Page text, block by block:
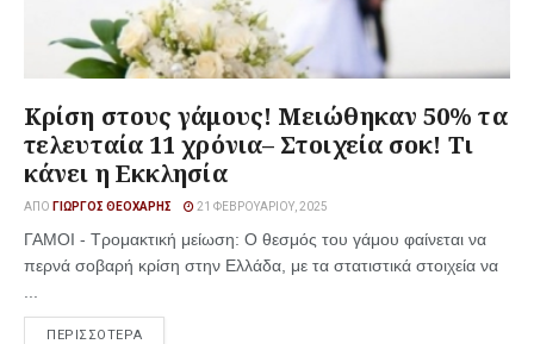
Κρίση στους γάμους! Μειώθηκαν 50% τα
τελευταία 11 χρόνια– Στοιχεία σοκ! Τι
κάνει η Εκκλησία
ΑΠΌ ΓΙΏΡΓΟΣ ΘΕΟΧΆΡΗΣ 21 ΦΕΒΡΟΥΑΡΊΟΥ, 2025
ΓΑΜΟΙ - Τρομακτική μείωση: Ο θεσμός του γάμου φαίνεται να
περνά σοβαρή κρίση στην Ελλάδα, με τα στατιστικά στοιχεία να
ΠΕΡΙΣΣΟΤΕΡΑ